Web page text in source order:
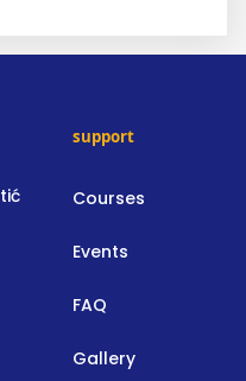
support
Courses
Events
FAQ
Gallery